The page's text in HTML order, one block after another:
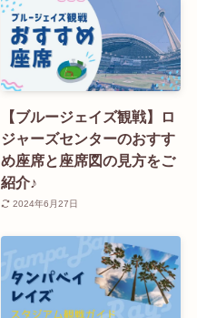
【ブルージェイズ観戦】ロ
ジャーズセンターのおすす
め座席と座席図の見方をご
紹介♪
2024年6月27日